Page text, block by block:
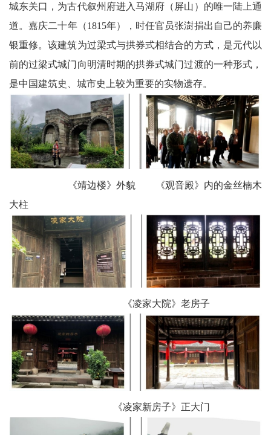
城东关口，为古代叙州府进入马湖府（屏山）的唯一陆上通
道。嘉庆二十年（1815年），时任官员张澍捐出自己的养廉
银重修。该建筑为过梁式与拱券式相结合的方式，是元代以
前的过梁式城门向明清时期的拱券式城门过渡的一种形式，
是中国建筑史、城市史上较为重要的实物遗存。
《靖边楼》外貌 《观音殿》内的金丝楠木
大柱
《凌家大院》老房子
《凌家新房子》正大门